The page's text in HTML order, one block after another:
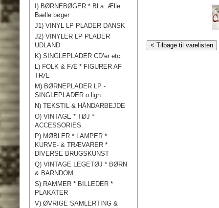
I) BØRNEBØGER * Bl.a. Ælle
Bælle bøger
J1) VINYL LP PLADER DANSK
J2) VINYLER LP PLADER
UDLAND
K) SINGLEPLADER CD’er etc.
L) FOLK & FÆ * FIGURER AF
TRÆ
M) BØRNEPLADER LP -
SINGLEPLADER o.lign.
N) TEKSTIL & HÅNDARBEJDE
O) VINTAGE * TØJ *
ACCESSORIES
P) MØBLER * LAMPER *
KURVE- & TRÆVARER *
DIVERSE BRUGSKUNST
Q) VINTAGE LEGETØJ * BØRN
& BARNDOM
S) RAMMER * BILLEDER *
PLAKATER
V) ØVRIGE SAMLERTING &
< Tilbage til varelisten